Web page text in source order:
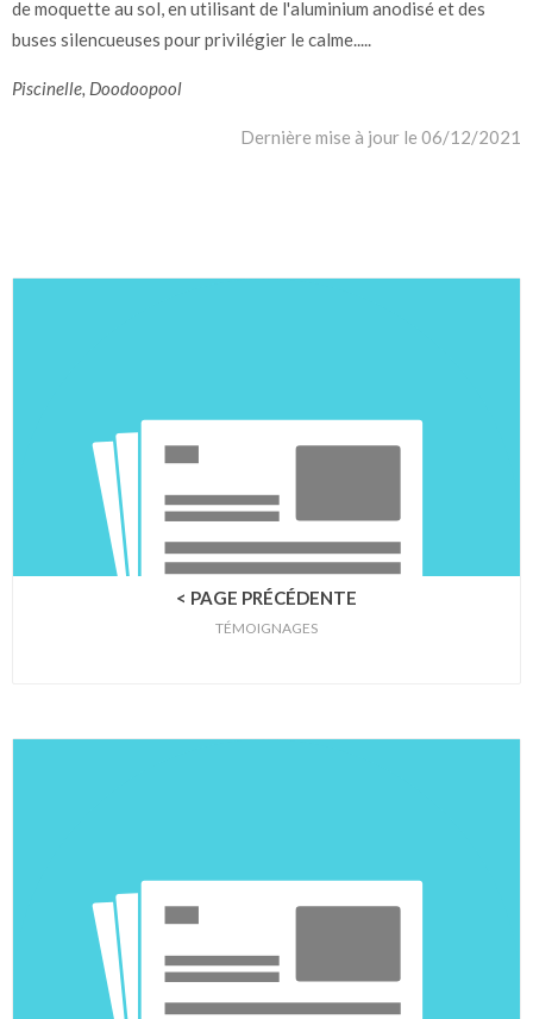
de moquette au sol, en utilisant de l'aluminium anodisé et des
buses silencueuses pour privilégier le calme.....
Piscinelle, Doodoopool
Dernière mise à jour le 06/12/2021
< PAGE PRÉCÉDENTE
TÉMOIGNAGES